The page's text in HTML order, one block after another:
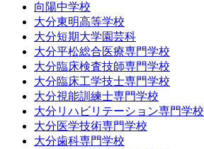
向陽中学校
大分東明高等学校
大分短期大学園芸科
大分平松総合医療専門学校
大分臨床検査技師専門学校
大分臨床工学技士専門学校
大分視能訓練士専門学校
大分リハビリテーション専門学校
大分医学技術専門学校
大分歯科専門学校